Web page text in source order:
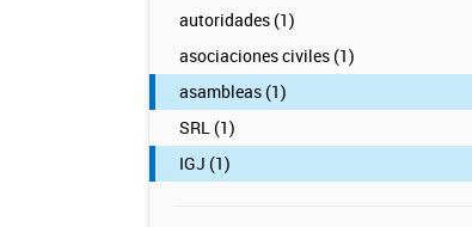
autoridades (1)
asociaciones civiles (1)
asambleas (1)
SRL (1)
IGJ (1)